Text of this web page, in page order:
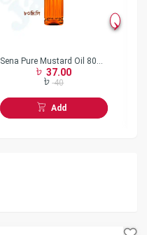
Sena Pure Mustard Oil 80
37.00
40
Add